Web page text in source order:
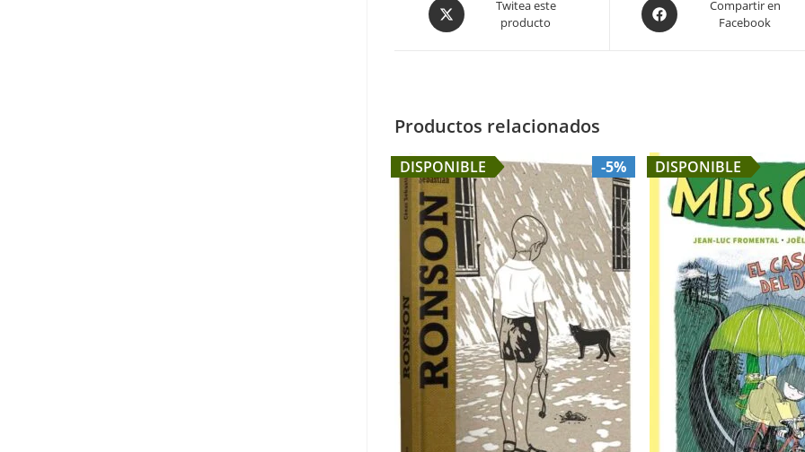
Opens
in
Twitea este
producto
Opens
in
Compartir en
Facebook
Productos relacionados
DISPONIBLE -5% DISPONIBLE